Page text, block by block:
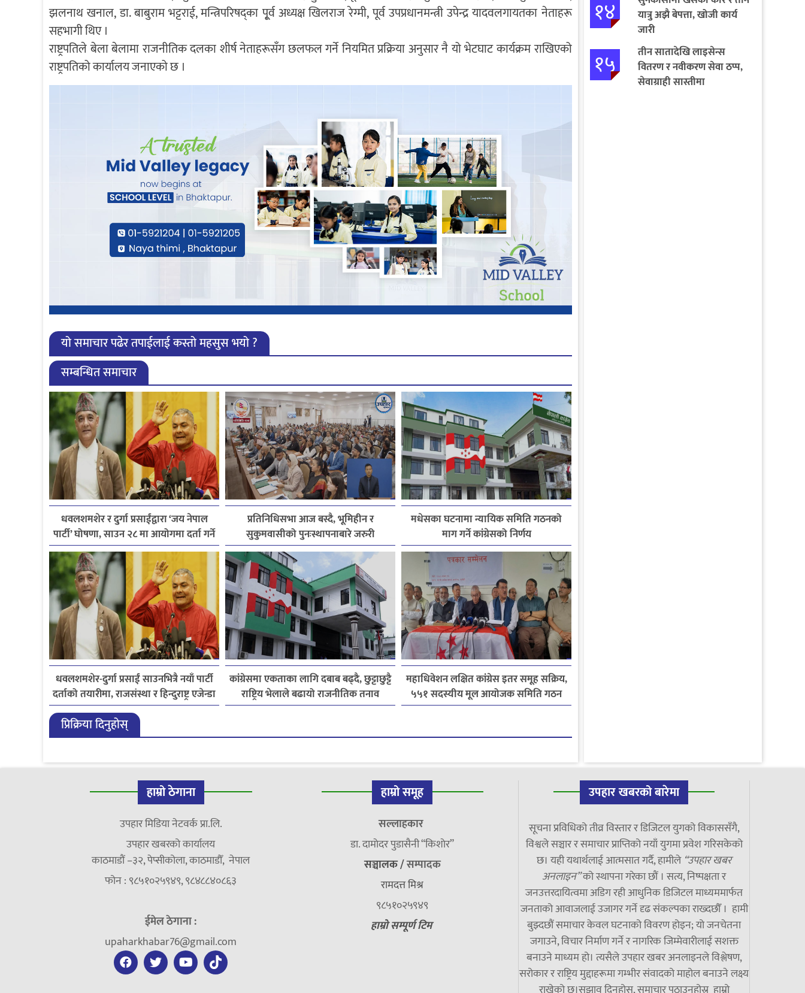
झलनाथ खनाल, डा. बाबुराम भट्टराई, मन्त्रिपरिषद्का पू्र्व अध्यक्ष खिलराज रेग्मी, पूर्व उपप्रधानमन्त्री उपेन्द्र यादवलगायतका नेताहरू
सहभागी थिए ।
राष्ट्रपतिले बेला बेलामा राजनीतिक दलका शीर्ष नेताहरूसँग छलफल गर्ने नियमित प्रक्रिया अनुसार नै यो भेटघाट कार्यक्रम राखिएको
राष्ट्रपतिको कार्यालय जनाएको छ ।
यो समाचार पढेर तपाईलाई कस्तो महसुस भयो ?
सम्बन्धित समाचार
धवलशमशेर र दुर्गा प्रसाईंद्वारा ‘जय नेपाल
पार्टी’ घोषणा, साउन २८ मा आयोगमा दर्ता गर्ने
तयारी
प्रतिनिधिसभा आज बस्दै, भूमिहीन र
सुकुमवासीको पुनःस्थापनाबारे जरुरी
प्रस्तावमाथि छलफल हुने
मधेसका घटनामा न्यायिक समिति गठनको
माग गर्ने कांग्रेसको निर्णय
धवलशमशेर-दुर्गा प्रसाईं साउनभित्रै नयाँ पार्टी
दर्ताको तयारीमा, राजसंस्था र हिन्दुराष्ट्र एजेन्डा
कांग्रेसमा एकताका लागि दबाब बढ्दै, छुट्टाछुट्टै
राष्ट्रिय भेलाले बढायो राजनीतिक तनाव
महाधिवेशन लक्षित कांग्रेस इतर समूह सक्रिय,
५५१ सदस्यीय मूल आयोजक समिति गठन
प्रिक्रिया दिनुहोस्
१४
यात्रु अझै बेपत्ता, खोजी कार्य
जारी
१५
तीन सातादेखि लाइसेन्स
वितरण र नवीकरण सेवा ठप्प,
सेवाग्राही सास्तीमा
हाम्रो ठेगाना
उपहार मिडिया नेटवर्क प्रा.लि.
उपहार खबरको कार्यालय
काठमाडौं –३२, पेप्सीकोला, काठमाडौँ, नेपाल
फोन : ९८५१०२५९४९, ९८४८८४०८६३
ईमेल ठेगाना :
upaharkhabar76@gmail.com
हाम्रो समूह
सल्लाहकार
डा. दामाेदर पुडासैनी “किशाेर”
सञ्चालक /सम्पादक
रामदत्त मिश्र
९८५१०२५९४९
हाम्रो सम्पूर्ण टिम
उपहार खबरको बारेमा
सूचना प्रविधिको तीव्र विस्तार र डिजिटल युगको विकाससँगै,
विश्वले सञ्चार र समाचार प्राप्तिको नयाँ युगमा प्रवेश गरिसकेको
छ। यही यथार्थलाई आत्मसात गर्दै, हामीले “उपहार खबर
अनलाइन”को स्थापना गरेका छौं । सत्य, निष्पक्षता र
जनउत्तरदायित्वमा अडिग रही आधुनिक डिजिटल माध्यममार्फत
जनताको आवाजलाई उजागर गर्ने दृढ संकल्पका राख्दछौँ । हामी
बुझ्दछौं समाचार केवल घटनाको विवरण होइन; यो जनचेतना
जगाउने, विचार निर्माण गर्ने र नागरिक जिम्मेवारीलाई सशक्त
बनाउने माध्यम हो। त्यसैले उपहार खबर अनलाइनले विश्लेषण,
सरोकार र राष्ट्रिय मुद्दाहरूमा गम्भीर संवादको माहोल बनाउने लक्ष्य